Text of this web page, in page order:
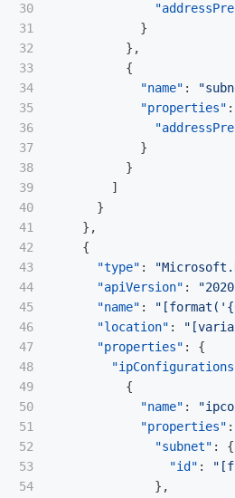
30
31
32
33
34
35
36
37
38
39
40
41
42
43
44
45
46
47
48
49
50
51
52
53
54
}
},
{
"name" :
"properties" :
}
}
]
}
},
{
"type" :
"apiVersion" :
"name" :
"location" :
"properties" :
{
{
"name" :
"properties" :
"subnet" :
{
"id" :
},